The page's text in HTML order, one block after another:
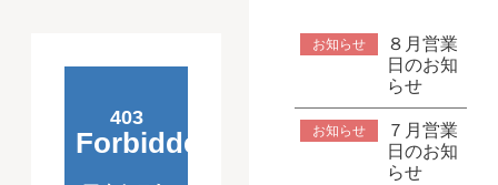
お知らせ
８月営業
日のお知
らせ
お知らせ
７月営業
日のお知
らせ